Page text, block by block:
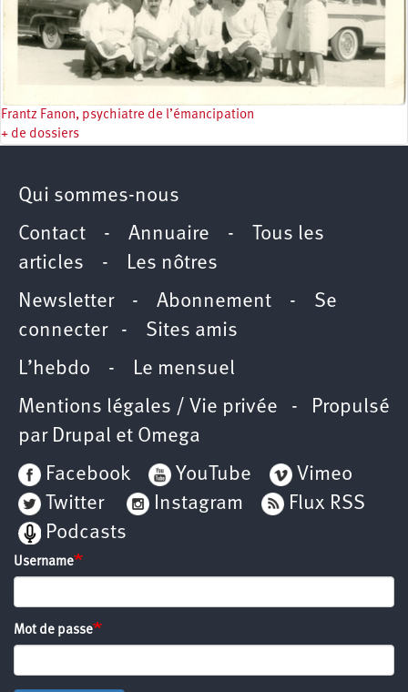
Frantz Fanon, psychiatre de l’émancipation
+ de dossiers
Qui sommes-nous
Contact - Annuaire -
Tous les
articles - Les nôtres
Newsletter- Abonnement - Se
connecter- Sites amis
L’hebdo - Le mensuel
Mentions légales / Vie privée - Propulsé
par Drupal et Omega
Facebook
YouTube
Vimeo
Twitter
Instagram
Flux RSS
Podcasts
Username
Mot de passe